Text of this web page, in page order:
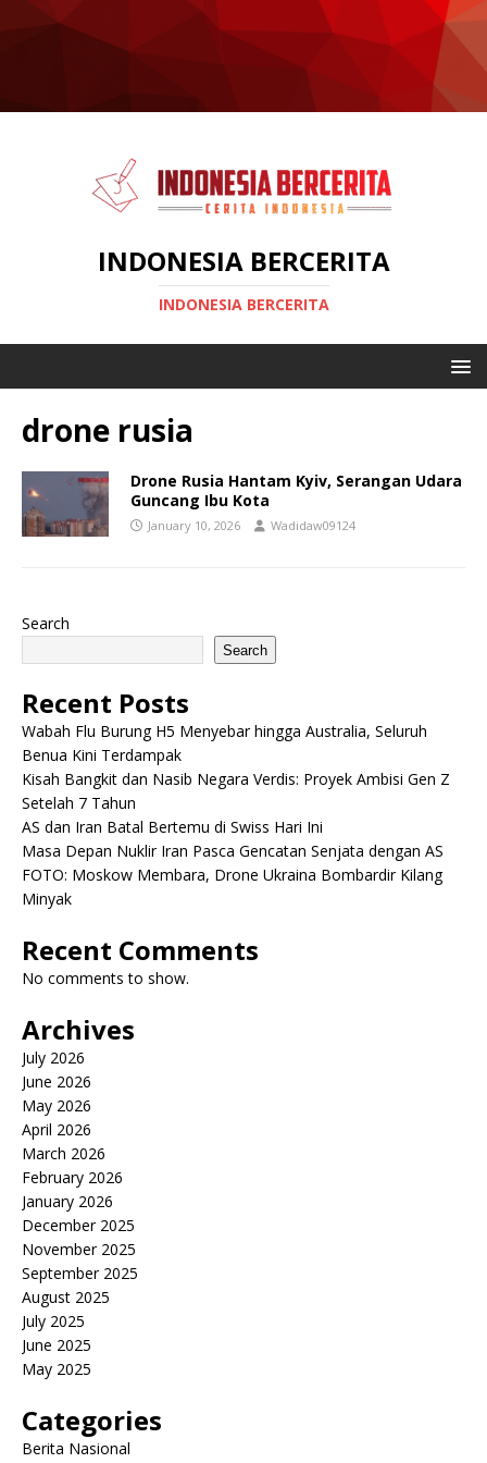
INDONESIA BERCERITA
INDONESIA BERCERITA
drone rusia
Drone Rusia Hantam Kyiv, Serangan Udara
Guncang Ibu Kota
January 10, 2026 Wadidaw09124
Search
Search
Recent Posts
Wabah Flu Burung H5 Menyebar hingga Australia, Seluruh
Benua Kini Terdampak
Kisah Bangkit dan Nasib Negara Verdis: Proyek Ambisi Gen Z
Setelah 7 Tahun
AS dan Iran Batal Bertemu di Swiss Hari Ini
Masa Depan Nuklir Iran Pasca Gencatan Senjata dengan AS
FOTO: Moskow Membara, Drone Ukraina Bombardir Kilang
Minyak
Recent Comments
No comments to show.
Archives
July 2026
June 2026
May 2026
April 2026
March 2026
February 2026
January 2026
December 2025
November 2025
September 2025
August 2025
July 2025
June 2025
May 2025
Categories
Berita Nasional